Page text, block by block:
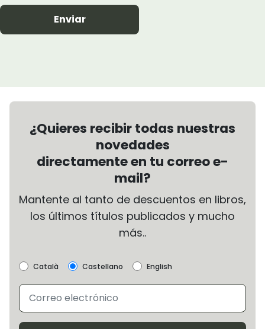
Enviar
¿Quieres recibir todas nuestras
novedades
directamente en tu correo e-
mail?
Mantente al tanto de descuentos en libros,
los últimos títulos publicados y mucho
más..
Català Castellano English